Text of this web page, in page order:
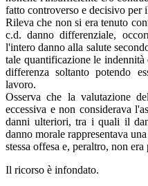
fatto controverso e decisivo
Rileva che non si era tenuto
c.d. danno differenziale,
l'intero danno alla salute
tale quantificazione le
differenza soltanto potendo
lavoro.
Osserva che la valutazione
eccessiva e non considerava
danni ulteriori, tra i quali il
danno morale rappresentava
stessa offesa e, peraltro, non era
Il ricorso è infondato.